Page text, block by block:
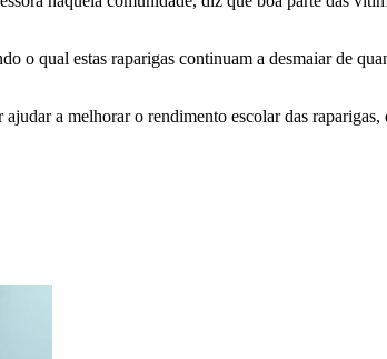
o qual estas raparigas continuam a desmaiar de
a melhorar o rendimento escolar das